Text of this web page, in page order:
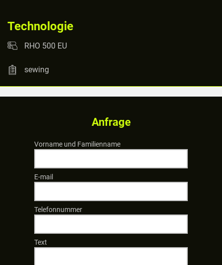
Technologie
RHO 500 EU
sewing
Anfrage
Vorname und Familienname
E-mail
Telefonnummer
Text